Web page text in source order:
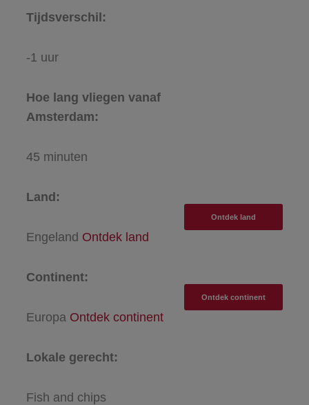
Tijdsverschil:
-1 uur
Hoe lang vliegen vanaf
Amsterdam:
45 minuten
Land:
Engeland Ontdek land
Ontdek land
Continent:
Europa Ontdek continent
Ontdek continent
Lokale gerecht:
Fish and chips